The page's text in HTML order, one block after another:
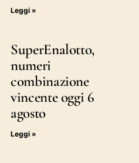
Leggi »
SuperEnalotto,
numeri
combinazione
vincente oggi 6
agosto
Leggi »